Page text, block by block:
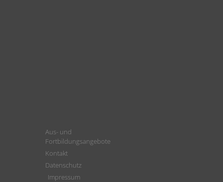
Aus- und
Fortbildungsangebote
Kontakt
Datenschutz
Impressum